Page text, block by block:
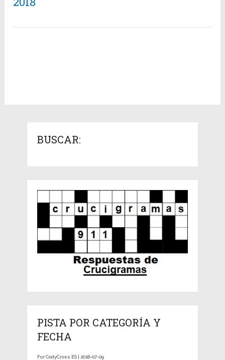
BUSCAR:
PISTA POR CATEGORÍA Y
FECHA
For CodyCross ES | 2018-07-09